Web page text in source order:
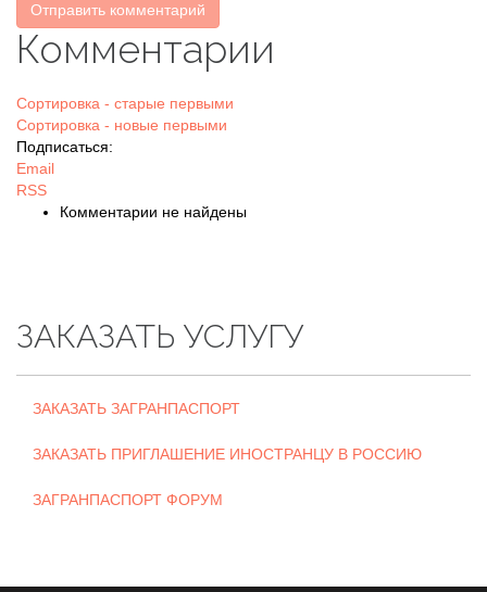
Отправить комментарий
Комментарии
Сортировка - старые первыми
Сортировка - новые первыми
Подписаться:
Email
RSS
Комментарии не найдены
ЗАКАЗАТЬ УСЛУГУ
ЗАКАЗАТЬ ЗАГРАНПАСПОРТ
ЗАКАЗАТЬ ПРИГЛАШЕНИЕ ИНОСТРАНЦУ В РОССИЮ
ЗАГРАНПАСПОРТ ФОРУМ